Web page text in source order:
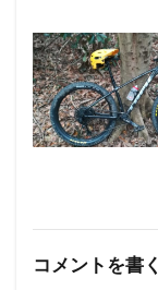
コメントを書く